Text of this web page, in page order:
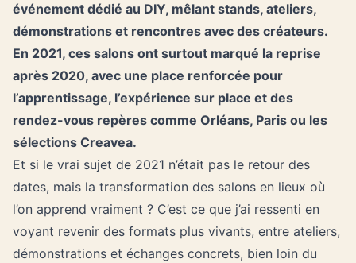
événement dédié au DIY, mêlant stands, ateliers,
démonstrations et rencontres avec des créateurs.
En 2021, ces salons ont surtout marqué la reprise
après 2020, avec une place renforcée pour
l’apprentissage, l’expérience sur place et des
rendez-vous repères comme Orléans, Paris ou les
sélections Creavea.
Et si le vrai sujet de 2021 n’était pas le retour des
dates, mais la transformation des salons en lieux où
l’on apprend vraiment ? C’est ce que j’ai ressenti en
voyant revenir des formats plus vivants, entre ateliers,
démonstrations et échanges concrets, bien loin du